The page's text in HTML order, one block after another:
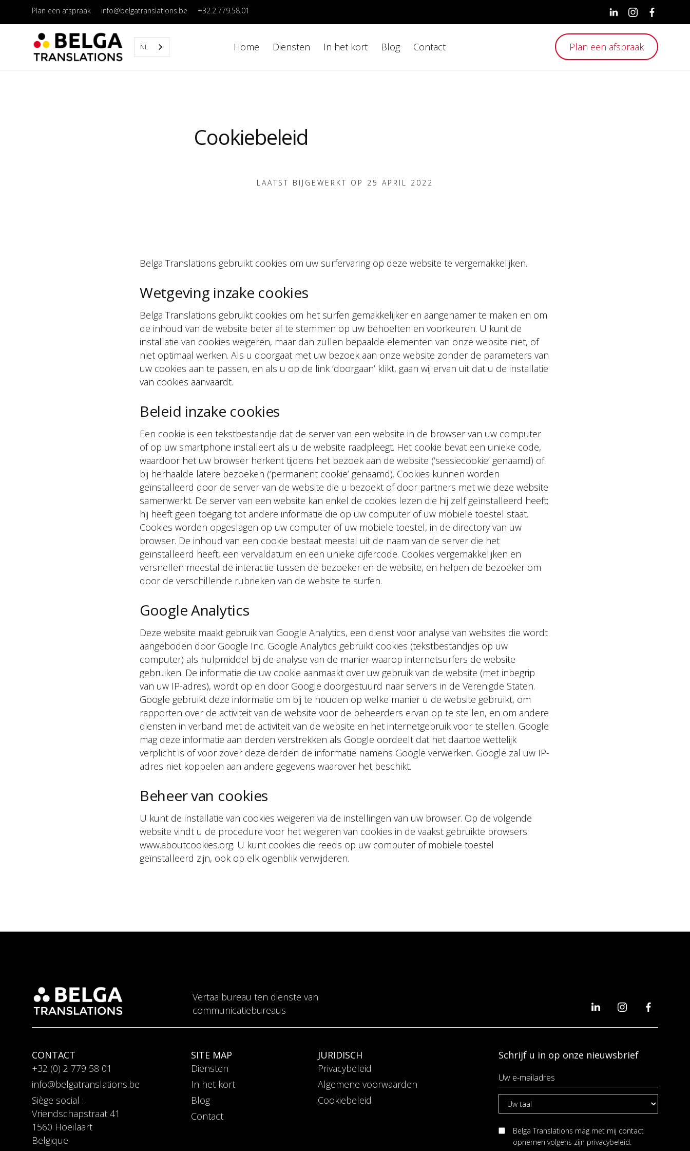
Plan een afspraak info@belgatranslations.be +32.2.779.58.01
NL Plan een afspraak
Home Diensten In het kort Blog Contact
Cookiebeleid
LAATST BIJGEWERKT OP 25 APRIL 2022
Belga Translations gebruikt cookies om uw surfervaring op deze website te vergemakkelijken.
Wetgeving inzake cookies
Belga Translations gebruikt cookies om het surfen gemakkelijker en aangenamer te maken en om
de inhoud van de website beter af te stemmen op uw behoeften en voorkeuren. U kunt de
installatie van cookies weigeren, maar dan zullen bepaalde elementen van onze website niet, of
niet optimaal werken. Als u doorgaat met uw bezoek aan onze website zonder de parameters van
uw cookies aan te passen, en als u op de link ‘doorgaan’ klikt, gaan wij ervan uit dat u de installatie
van cookies aanvaardt.
Beleid inzake cookies
Een cookie is een tekstbestandje dat de server van een website in de browser van uw computer
of op uw smartphone installeert als u de website raadpleegt. Het cookie bevat een unieke code,
waardoor het uw browser herkent tijdens het bezoek aan de website (‘sessiecookie’ genaamd) of
bij herhaalde latere bezoeken (‘permanent cookie’ genaamd). Cookies kunnen worden
geïnstalleerd door de server van de website die u bezoekt of door partners met wie deze website
samenwerkt. De server van een website kan enkel de cookies lezen die hij zelf geïnstalleerd heeft;
hij heeft geen toegang tot andere informatie die op uw computer of uw mobiele toestel staat.
Cookies worden opgeslagen op uw computer of uw mobiele toestel, in de directory van uw
browser. De inhoud van een cookie bestaat meestal uit de naam van de server die het
geïnstalleerd heeft, een vervaldatum en een unieke cijfercode. Cookies vergemakkelijken en
versnellen meestal de interactie tussen de bezoeker en de website, en helpen de bezoeker om
door de verschillende rubrieken van de website te surfen.
Google Analytics
Deze website maakt gebruik van Google Analytics, een dienst voor analyse van websites die wordt
aangeboden door Google Inc. Google Analytics gebruikt cookies (tekstbestandjes op uw
computer) als hulpmiddel bij de analyse van de manier waarop internetsurfers de website
gebruiken. De informatie die uw cookie aanmaakt over uw gebruik van de website (met inbegrip
van uw IP-adres), wordt op en door Google doorgestuurd naar servers in de Verenigde Staten.
Google gebruikt deze informatie om bij te houden op welke manier u de website gebruikt, om
rapporten over de activiteit van de website voor de beheerders ervan op te stellen, en om andere
diensten in verband met de activiteit van de website en het internetgebruik voor te stellen. Google
mag deze informatie aan derden verstrekken als Google oordeelt dat het daartoe wettelijk
verplicht is of voor zover deze derden de informatie namens Google verwerken. Google zal uw IP-
adres niet koppelen aan andere gegevens waarover het beschikt.
Beheer van cookies
U kunt de installatie van cookies weigeren via de instellingen van uw browser. Op de volgende
website vindt u de procedure voor het weigeren van cookies in de vaakst gebruikte browsers:
www.aboutcookies.org. U kunt cookies die reeds op uw computer of mobiele toestel
geïnstalleerd zijn, ook op elk ogenblik verwijderen.
Vertaalbureau ten dienste van
communicatiebureaus
CONTACT
+32 (0) 2 779 58 01
info@belgatranslations.be
Siège social :
Vriendschapstraat 41
1560 Hoeilaart
Belgique
SITE MAP
Diensten
In het kort
Blog
Contact
JURIDISCH
Privacybeleid
Algemene voorwaarden
Cookiebeleid
Schrijf u in op onze nieuwsbrief
Belga Translations mag met mij contact
opnemen volgens zijn privacybeleid.